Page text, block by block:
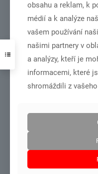
NSA vydala rozhodnutí o
České republiky pro náš
Číst více
obsahu a reklam, k
médií a k analýze
vašem používání
našimi partnery v
a analýzy, kteří je
informacemi, které
shromáždili z